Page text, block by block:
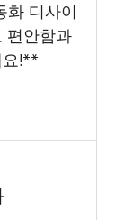
화 디사이
편안함과
요!**